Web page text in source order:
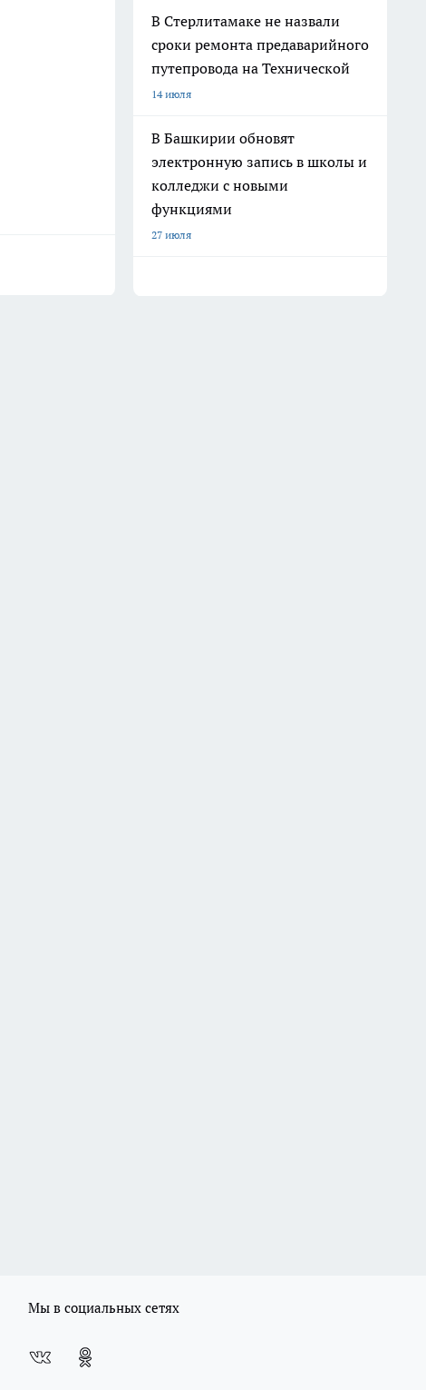
В Стерлитамаке не назвали
сроки ремонта предаварийного
путепровода на Технической
14 июля
В Башкирии обновят
электронную запись в школы и
колледжи с новыми
функциями
27 июля
Мы в социальных сетях